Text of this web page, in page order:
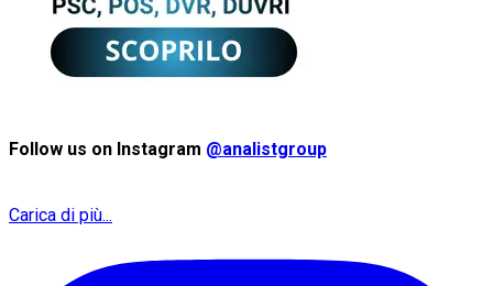
Follow us on Instagram @analistgroup
Carica di più...